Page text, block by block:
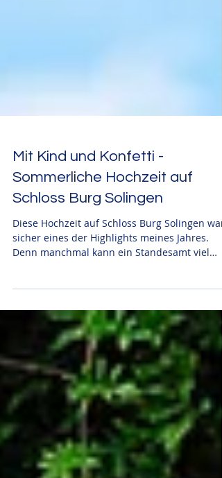
Mit Kind und Konfetti -
Sommerliche Hochzeit auf
Schloss Burg Solingen
Diese Hochzeit auf Schloss Burg Solingen war
Denn manchmal kann ein Standesamt viel